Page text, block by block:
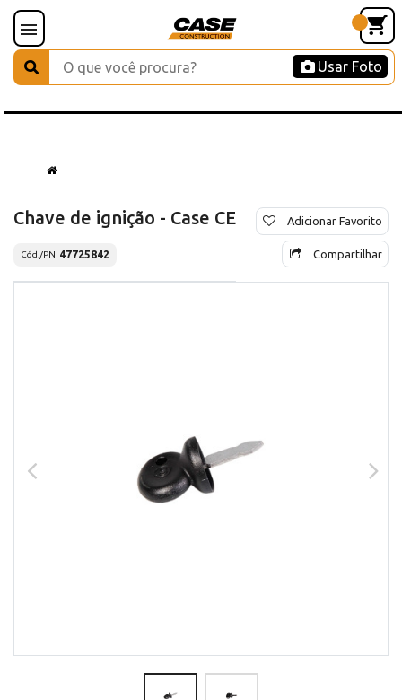
Usar Foto
Chave de ignição - Case CE
Cód./PN 47725842
Adicionar Favorito
Compartilhar